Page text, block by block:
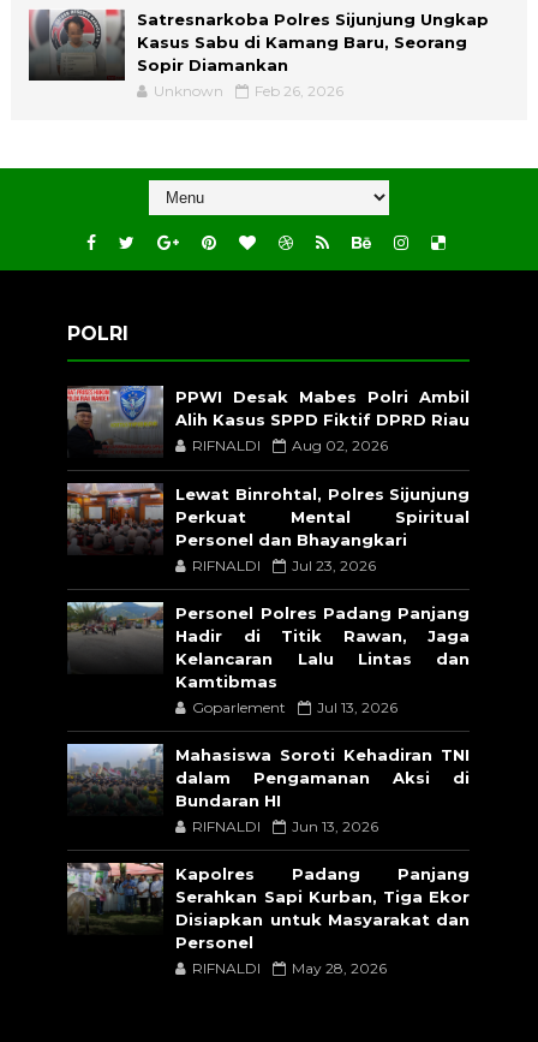
Satresnarkoba Polres Sijunjung Ungkap
Kasus Sabu di Kamang Baru, Seorang
Sopir Diamankan
Unknown Feb 26, 2026
POLRI
PPWI Desak Mabes Polri Ambil
Alih Kasus SPPD Fiktif DPRD Riau
RIFNALDI Aug 02, 2026
Lewat Binrohtal, Polres Sijunjung
Perkuat Mental Spiritual
Personel dan Bhayangkari
RIFNALDI Jul 23, 2026
Personel Polres Padang Panjang
Hadir di Titik Rawan, Jaga
Kelancaran Lalu Lintas dan
Kamtibmas
Goparlement Jul 13, 2026
Mahasiswa Soroti Kehadiran TNI
dalam Pengamanan Aksi di
Bundaran HI
RIFNALDI Jun 13, 2026
Kapolres Padang Panjang
Serahkan Sapi Kurban, Tiga Ekor
Disiapkan untuk Masyarakat dan
Personel
RIFNALDI May 28, 2026